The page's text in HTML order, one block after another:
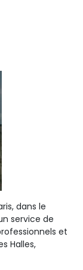
dans le
service de
et
Halles,